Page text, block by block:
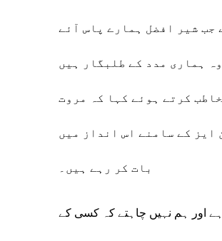
جب شیر افضل ہمارے پاس آئے
ہماری مدد کے طلبگار ہیں
کرتے ہوئے کہا کہ مروت
ایز کے سامنے اس انداز میں
بات کر رہے ہیں۔
ہے اور ہم نہیں چاہتے کہ کسی کے